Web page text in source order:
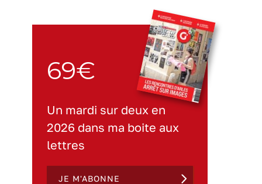
69€
Un mardi sur deux en
2026 dans ma boite aux
lettres
JE M'ABONNE